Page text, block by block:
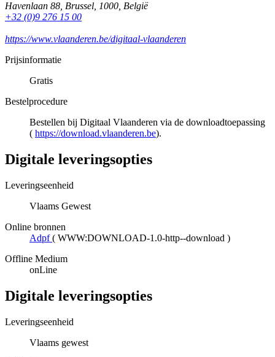
Havenlaan 88, Brussel, 1000, België
+32 (0)9 276 15 00
https://www.vlaanderen.be/digitaal-vlaanderen
Prijsinformatie
Gratis
Bestelprocedure
Bestellen bij Digitaal Vlaanderen via de downloadtoepassing
( https://download.vlaanderen.be).
Digitale leveringsopties
Leveringseenheid
Vlaams Gewest
Online bronnen
Adpf ( WWW:DOWNLOAD-1.0-http--download )
Offline Medium
onLine
Digitale leveringsopties
Leveringseenheid
Vlaams gewest